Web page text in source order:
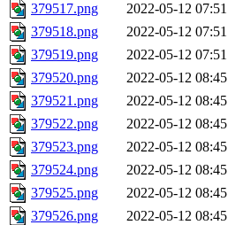
379517.png
2022-05-12 07:51
379518.png
2022-05-12 07:51
379519.png
2022-05-12 07:51
379520.png
2022-05-12 08:45
379521.png
2022-05-12 08:45
379522.png
2022-05-12 08:45
379523.png
2022-05-12 08:45
379524.png
2022-05-12 08:45
379525.png
2022-05-12 08:45
379526.png
2022-05-12 08:45